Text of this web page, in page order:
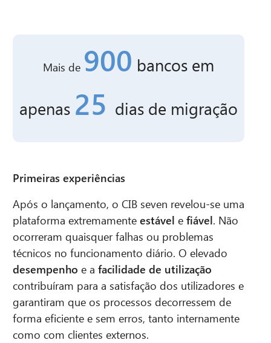
Mais de 900 bancos em
apenas 25 dias de migração
Primeiras experiências
Após o lançamento, o CIB seven revelou-se uma
plataforma extremamenteestável efiável. Não
ocorreram quaisquer falhas ou problemas
técnicos no funcionamento diário. O elevado
desempenho e afacilidade de utilização
contribuíram para a satisfação dos utilizadores e
garantiram que os processos decorressem de
forma eficiente e sem erros, tanto internamente
como com clientes externos.